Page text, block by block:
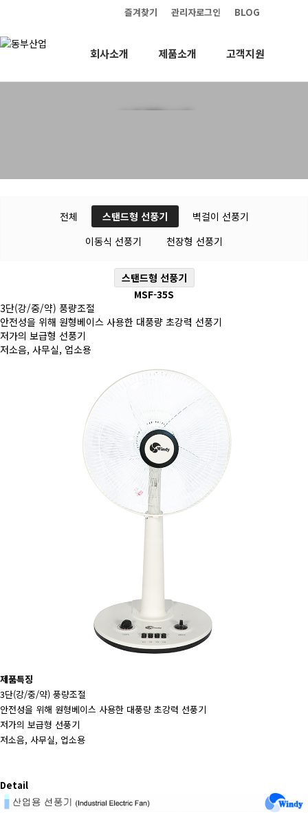
BLOG
관리자로그인
즐겨찾기
회사소개 제품소개 고객지원
선풍기
전체 스탠드형 선풍기
벽걸이 선풍기
이동식 선풍기
천장형 선풍기
스탠드형 선풍기
MSF-35S
3단(강/중/약) 풍량조절
안전성을 위해 원형베이스 사용한 대풍량 초강력 선풍기
저가의 보급형 선풍기
저소음, 사무실, 업소용
제품특징
3단(강/중/약) 풍량조절
안전성을 위해 원형베이스 사용한 대풍량 초강력 선풍기
저가의 보급형 선풍기
저소음, 사무실, 업소용
Detail